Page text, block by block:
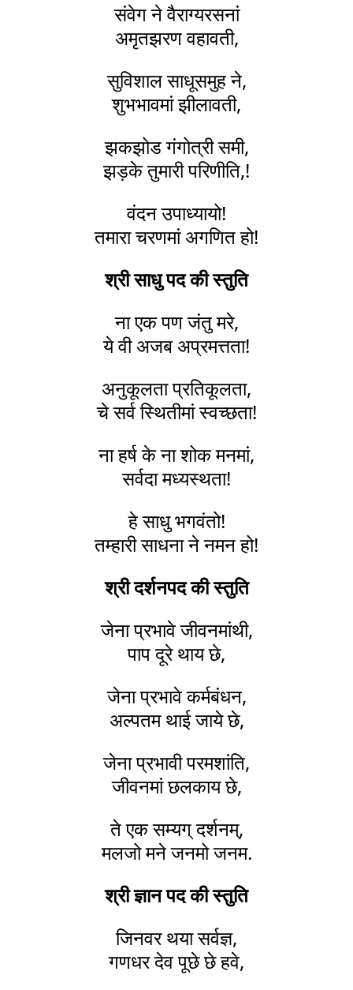
संवेग ने वैराग्यरसनां
अमृतझरण वहावती,
सुविशाल साधूसमुह ने,
शुभभावमां झीलावती,
झकझोड गंगोत्री समी,
झड़के तुमारी परिणीति,!
वंदन उपाध्यायो!
तमारा चरणमां अगणित हो!
श्री साधु पद की स्तुति
ना एक पण जंतु मरे,
ये वी अजब अप्रमत्तता!
अनुकूलता प्रतिकूलता,
चे सर्व स्थितीमां स्वच्छता!
ना हर्ष के ना शोक मनमां,
सर्वदा मध्यस्थता!
हे साधु भगवंतो!
तम्हारी साधना ने नमन हो!
श्री दर्शनपद की स्तुति
जेना प्रभावे जीवनमांथी,
पाप दूरे थाय छे,
जेना प्रभावे कर्मबंधन,
अल्पतम थाई जाये छे,
जेना प्रभावी परमशांति,
जीवनमां छलकाय छे,
ते एक सम्यग् दर्शनम्,
मलजो मने जनमो जनम.
श्री ज्ञान पद की स्तुति
जिनवर थया सर्वज्ञ,
गणधर देव पूछे छे हवे,